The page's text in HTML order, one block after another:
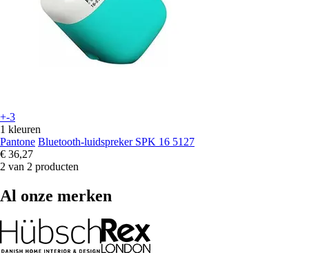
+-3
1 kleuren
Pantone Bluetooth-luidspreker SPK 16 5127
€ 36,27
2 van 2 producten
Al onze merken